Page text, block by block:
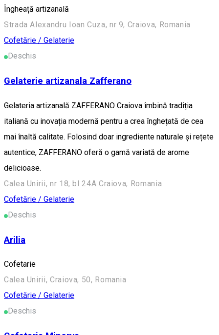
Îngheață artizanală
Strada Alexandru Ioan Cuza, nr 9, Craiova, Romania
Cofetărie / Gelaterie
Deschis
Gelaterie artizanala Zafferano
Gelateria artizanală ZAFFERANO Craiova îmbină tradiția
italiană cu inovația modernă pentru a crea înghețată de cea
mai înaltă calitate. Folosind doar ingrediente naturale și rețete
autentice, ZAFFERANO oferă o gamă variată de arome
delicioase.
Calea Unirii, nr 18, bl 24A Craiova, Romania
Cofetărie / Gelaterie
Deschis
Arilia
Cofetarie
Calea Unirii, Craiova, 50, Romania
Cofetărie / Gelaterie
Deschis